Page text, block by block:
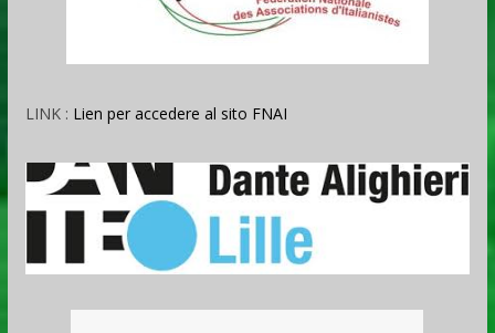
LINK : Lien per accedere al sito FNAI